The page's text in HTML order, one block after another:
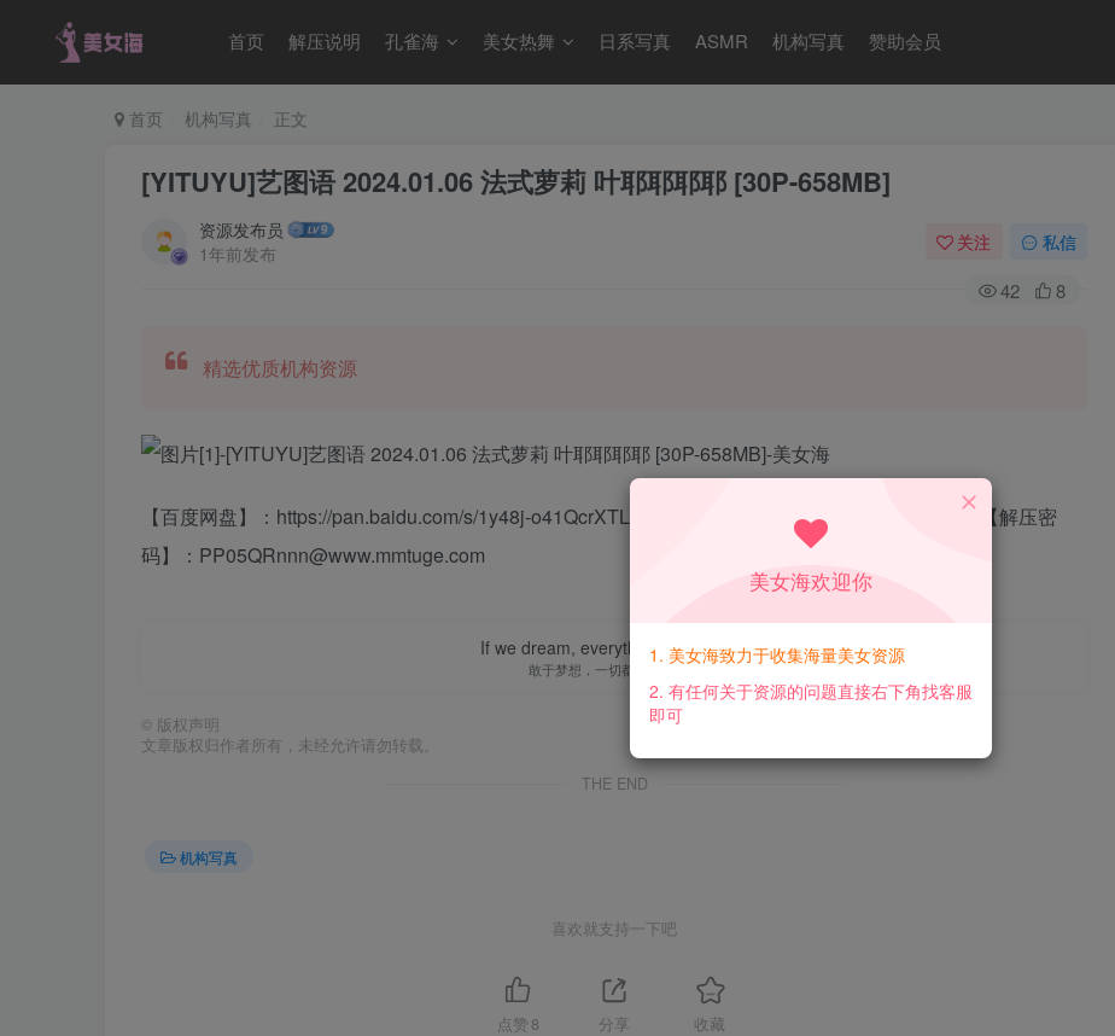
首页 解压说明 孔雀海 美女热舞 日系写真 ASMR 机构写真 赞助会员
首页 机构写真 正文
[YITUYU]艺图语 2024.01.06 法式萝莉 叶耶耶耶耶 [30P-658MB]
资源发布员
1年前发布
关注 私信
42 8
精选优质机构资源
【百度网盘】：https://pan.baidu.com/s/1y48j-o41QcrXTLtcAf5dCg?pwd=ecwh 【提取码】：ecwh【解压密
码】：PP05QRnnn@www.mmtuge.com
If we dream, everything is possible.
敢于梦想，一切都将成为可能
© 版权声明
文章版权归作者所有，未经允许请勿转载。
THE END
机构写真
喜欢就支持一下吧
点赞 8 分享 收藏
美女海欢迎你
1. 美女海致力于收集海量美女资源
2. 有任何关于资源的问题直接右下角找客服
即可